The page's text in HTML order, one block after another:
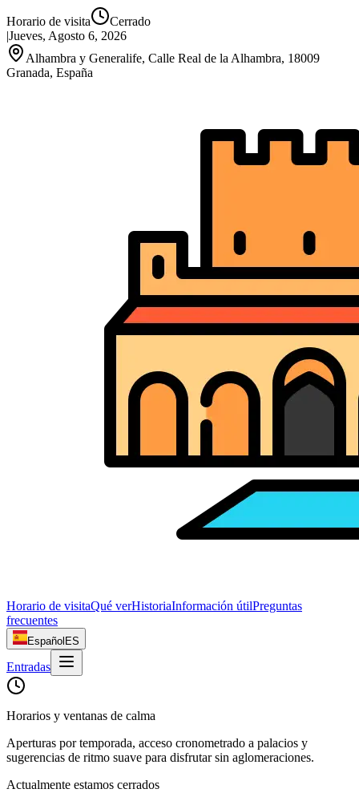
Horario de visita
Cerrado
|Jueves, Agosto 6, 2026
Alhambra y Generalife, Calle Real de la Alhambra, 18009
Granada, España
Horario de visitaQué verHistoriaInformación útilPreguntas
frecuentes
Español ES
Entradas
Horarios y ventanas de calma
Aperturas por temporada, acceso cronometrado a palacios y
sugerencias de ritmo suave para disfrutar sin aglomeraciones.
Actualmente estamos cerrados